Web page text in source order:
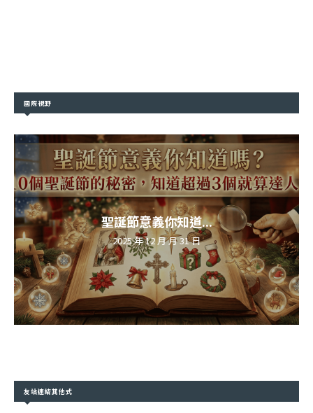
國際視野
聖誕節意義你知道...
2025 年 12 月 月 31 日
友站連結其他式